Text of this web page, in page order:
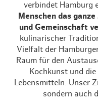
verbindet Hamburg
Menschen das
und Gemeinschaft
kulinarischer
Vielfalt der
Raum für den
Kochkunst und
Lebensmitteln. Unser
sondern auch